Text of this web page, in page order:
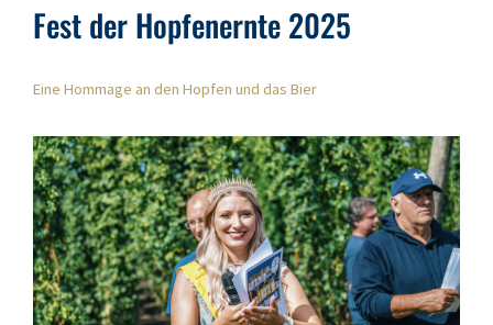
Fest der Hopfenernte 2025
Eine Hommage an den Hopfen und das Bier